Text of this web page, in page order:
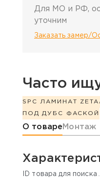
Для МО и РФ,
уточним
Заказать замер/
Часто
SPC ЛАМИНАТ ZETA
ПОД ДУБ С ФАСКОЙ
О товаре Монтаж
ID товара для поиска